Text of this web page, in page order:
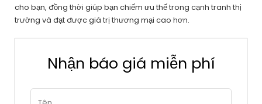
cho bạn, đồng thời giúp bạn chiếm ưu thế trong cạnh tranh thị
trường và đạt được giá trị thương mại cao hơn.
Nhận báo giá miễn phí